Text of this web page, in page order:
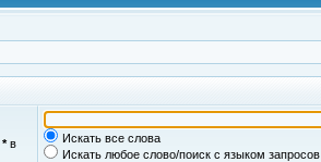
*в
Искать все слова
Искать любое слово/поиск с языком запросов